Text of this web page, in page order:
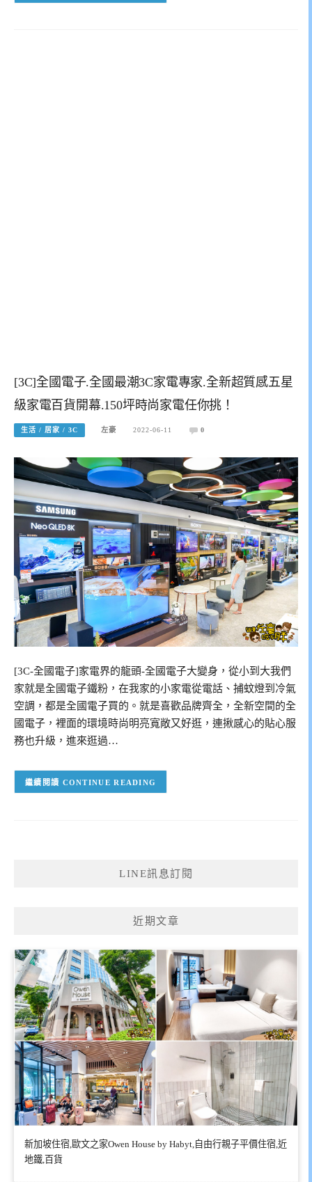
[3C]全國電子.全國最潮3C家電專家.全新超質感五星
級家電百貨開幕.150坪時尚家電任你挑！
生活 / 居家 / 3C 左豪 2022-06-11 0
[3C-全國電子]家電界的龍頭-全國電子大變身，從小到大我們
家就是全國電子鐵粉，在我家的小家電從電話、捕蚊燈到冷氣
空調，都是全國電子買的。就是喜歡品牌齊全，全新空間的全
國電子，裡面的環境時尚明亮寬敞又好逛，連揪感心的貼心服
務也升級，進來逛過…
CONTINUE READING
LINE訊息訂閱
近期文章
新加坡住宿,歐文之家Owen House by Habyt,自由行親子平價住宿,近
地鐵,百貨